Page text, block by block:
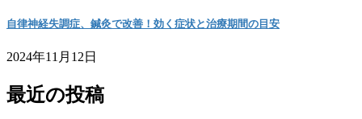
自律神経失調症、鍼灸で改善！効く症状と治療期間の目安
2024年11月12日
最近の投稿